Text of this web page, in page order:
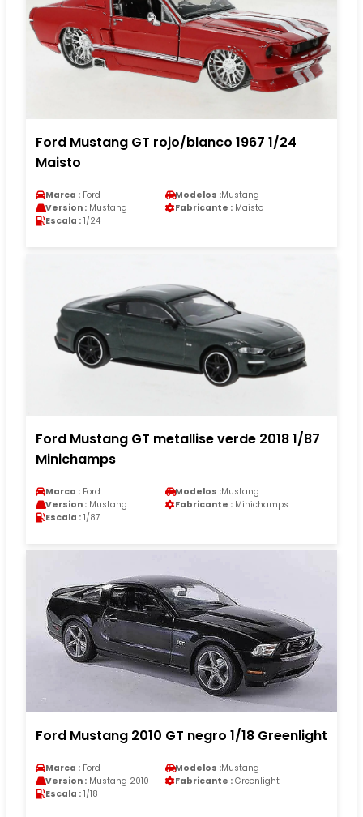
Ford Mustang GT rojo/blanco 1967 1/24
Maisto
Marca : Ford Modelos :Mustang
Version : Mustang Fabricante : Maisto
Escala : 1/24
Ford Mustang GT metallise verde 2018 1/87
Minichamps
Marca : Ford Modelos :Mustang
Version : Mustang Fabricante : Minichamps
Escala : 1/87
Ford Mustang 2010 GT negro 1/18 Greenlight
Marca : Ford Modelos :Mustang
Version : Mustang 2010 Fabricante : Greenlight
Escala : 1/18